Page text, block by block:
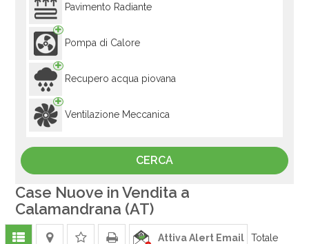
Pavimento Radiante
Pompa di Calore
Recupero acqua piovana
Ventilazione Meccanica
Case Nuove in Vendita a
Calamandrana (AT)
Attiva Alert Email Totale